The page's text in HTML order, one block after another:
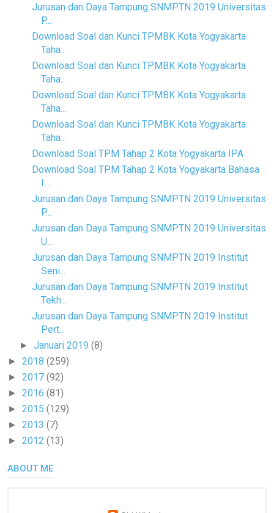
Jurusan dan Daya Tampung SNMPTN 2019 Universitas
P...
Download Soal dan Kunci TPMBK Kota Yogyakarta
Taha...
Download Soal dan Kunci TPMBK Kota Yogyakarta
Taha...
Download Soal dan Kunci TPMBK Kota Yogyakarta
Taha...
Download Soal dan Kunci TPMBK Kota Yogyakarta
Taha...
Download Soal TPM Tahap 2 Kota Yogyakarta IPA
Download Soal TPM Tahap 2 Kota Yogyakarta Bahasa
I...
Jurusan dan Daya Tampung SNMPTN 2019 Universitas
P...
Jurusan dan Daya Tampung SNMPTN 2019 Universitas
U...
Jurusan dan Daya Tampung SNMPTN 2019 Institut
Seni...
Jurusan dan Daya Tampung SNMPTN 2019 Institut
Tekh...
Jurusan dan Daya Tampung SNMPTN 2019 Institut
Pert...
►Januari 2019(8)
► 2018 (259)
► 2017 (92)
► 2016 (81)
► 2015 (129)
► 2013 (7)
► 2012 (13)
ABOUT ME